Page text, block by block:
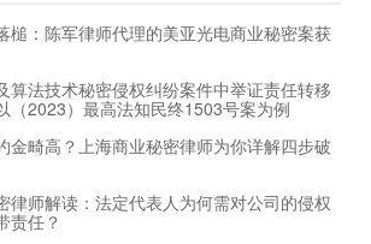
槌：陈军律师代理的美亚光电商业秘密案获
算法技术秘密侵权纠纷案件中举证责任转移
2023）最高法知民终1503号案为例
金畸高？上海商业秘密律师为你详解四步破
律师解读：法定代表人为何需对公司的侵权
责任？